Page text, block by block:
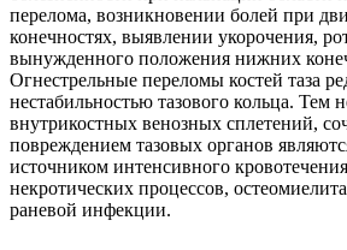
перелома, возникновении болей при
конечностях, выявлении укорочения,
вынужденного положения нижних
Огнестрельные переломы костей таза
нестабильностью тазового кольца. Тем
внутрикостных венозных сплетений,
повреждением тазовых органов
источником интенсивного
некротических процессов,
раневой инфекции.